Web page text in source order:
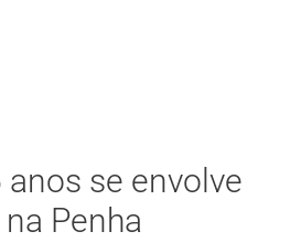
se envolve
Penha